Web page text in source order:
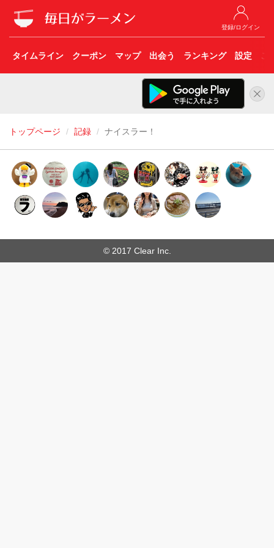
登録/ログイン
タイムライン クーポン マップ 出会う ランキング 設定 こ
トップページ 記録 ナイスラー！
© 2017 Clear Inc.